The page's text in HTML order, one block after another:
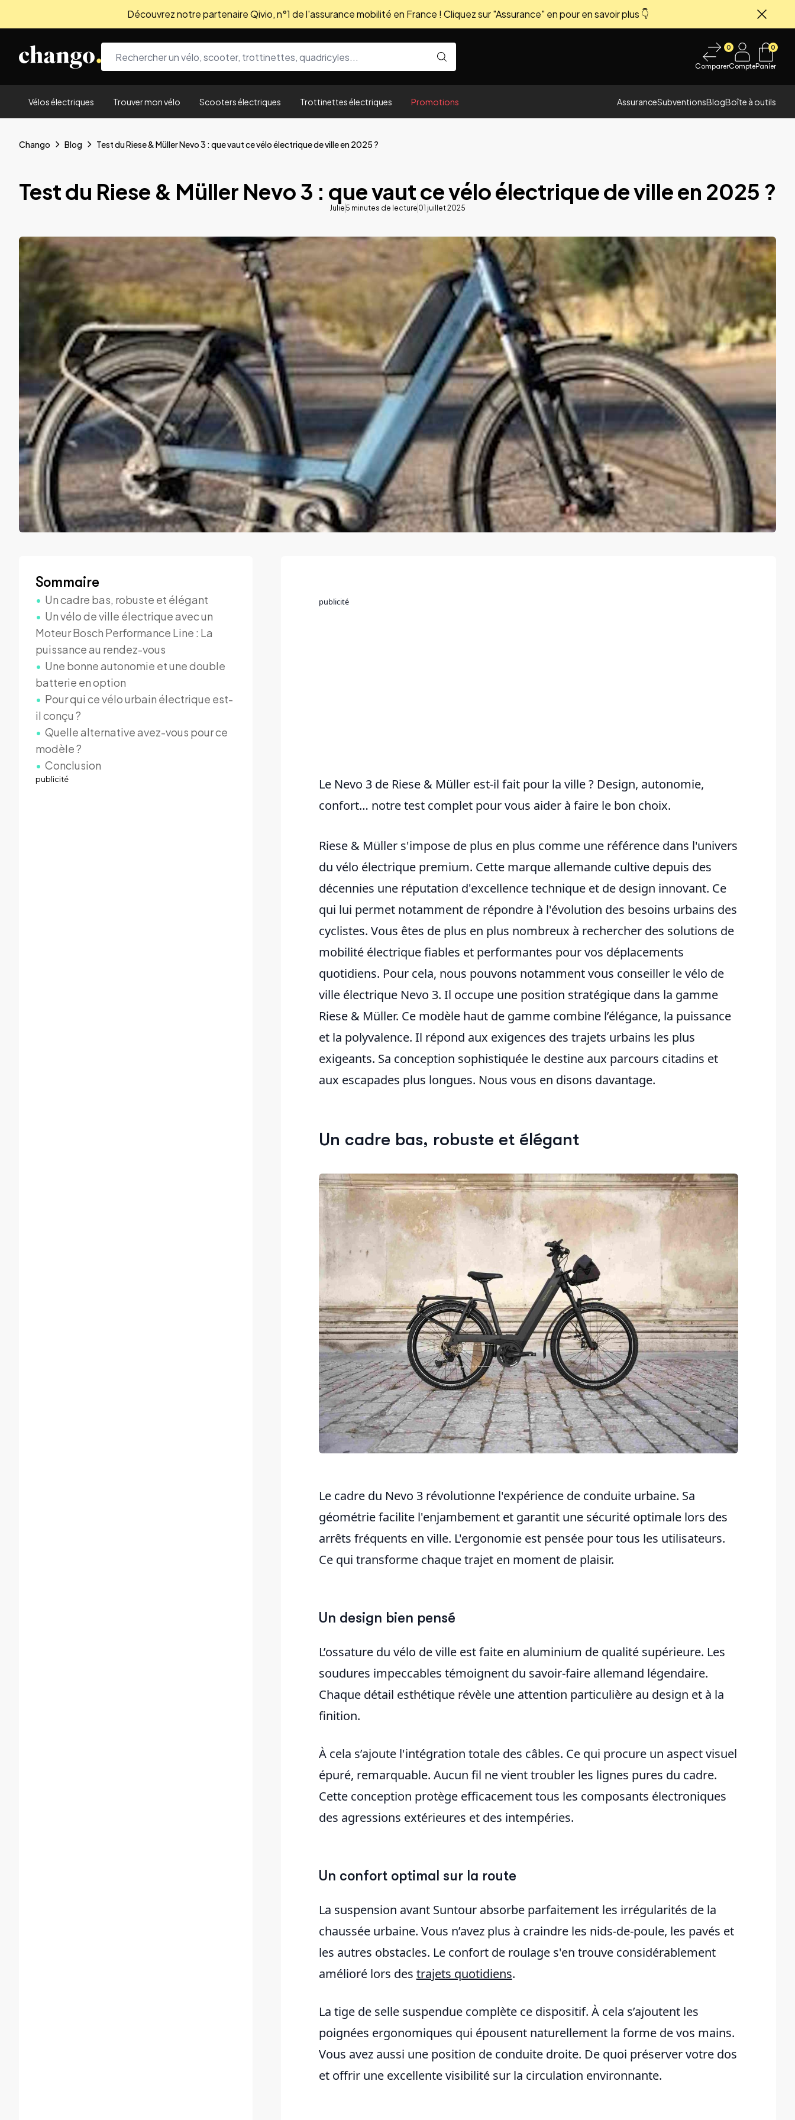
Découvrez notre partenaire Qivio, n°1 de l'assurance mobilité en France ! Cliquez sur "Assurance" en pour en savoir plus 👇
0
ComparerCompte
0
Panier
Vélos électriques Trouver mon vélo Scooters électriques Trottinettes électriques Promotions AssuranceSubventionsBlogBoîte à outils
Chango Blog Test du Riese & Müller Nevo 3 : que vaut ce vélo électrique de ville en 2025 ?
Test du Riese & Müller Nevo 3 : que vaut ce vélo électrique de ville en 2025 ?
Julie 5 minutes de lecture 01 juillet 2025
Sommaire
Un cadre bas, robuste et élégant
Un vélo de ville électrique avec un
Moteur Bosch Performance Line : La
puissance au rendez-vous
Une bonne autonomie et une double
batterie en option
Pour qui ce vélo urbain électrique est-
il conçu ?
Quelle alternative avez-vous pour ce
modèle ?
Conclusion
publicité
publicité
Le Nevo 3 de Riese & Müller est-il fait pour la ville ? Design, autonomie,
confort… notre test complet pour vous aider à faire le bon choix.
Riese & Müller s'impose de plus en plus comme une référence dans l'univers
du vélo électrique premium. Cette marque allemande cultive depuis des
décennies une réputation d'excellence technique et de design innovant. Ce
qui lui permet notamment de répondre à l'évolution des besoins urbains des
cyclistes. Vous êtes de plus en plus nombreux à rechercher des solutions de
mobilité électrique fiables et performantes pour vos déplacements
quotidiens. Pour cela, nous pouvons notamment vous conseiller le vélo de
ville électrique Nevo 3. Il occupe une position stratégique dans la gamme
Riese & Müller. Ce modèle haut de gamme combine l’élégance, la puissance
et la polyvalence. Il répond aux exigences des trajets urbains les plus
exigeants. Sa conception sophistiquée le destine aux parcours citadins et
aux escapades plus longues. Nous vous en disons davantage.
Un cadre bas, robuste et élégant
Le cadre du Nevo 3 révolutionne l'expérience de conduite urbaine. Sa
géométrie facilite l'enjambement et garantit une sécurité optimale lors des
arrêts fréquents en ville. L'ergonomie est pensée pour tous les utilisateurs.
Ce qui transforme chaque trajet en moment de plaisir.
Un design bien pensé
L’ossature du vélo de ville est faite en aluminium de qualité supérieure. Les
soudures impeccables témoignent du savoir-faire allemand légendaire.
Chaque détail esthétique révèle une attention particulière au design et à la
finition.
À cela s’ajoute l'intégration totale des câbles. Ce qui procure un aspect visuel
épuré, remarquable. Aucun fil ne vient troubler les lignes pures du cadre.
Cette conception protège efficacement tous les composants électroniques
des agressions extérieures et des intempéries.
Un confort optimal sur la route
La suspension avant Suntour absorbe parfaitement les irrégularités de la
chaussée urbaine. Vous n’avez plus à craindre les nids-de-poule, les pavés et
les autres obstacles. Le confort de roulage s'en trouve considérablement
amélioré lors des trajets quotidiens.
La tige de selle suspendue complète ce dispositif. À cela s’ajoutent les
poignées ergonomiques qui épousent naturellement la forme de vos mains.
Vous avez aussi une position de conduite droite. De quoi préserver votre dos
et offrir une excellente visibilité sur la circulation environnante.